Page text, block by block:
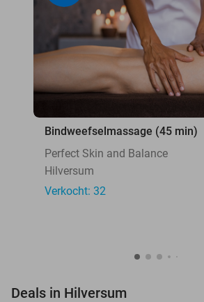
Bindweefselmassage (45 min)
Perfect Skin and Balance
Hilversum
Verkocht: 32
Deals in Hilversum